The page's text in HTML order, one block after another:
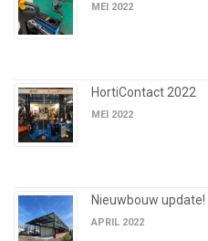
MEI 2022
HortiContact 2022
MEI 2022
Nieuwbouw update!
APRIL 2022